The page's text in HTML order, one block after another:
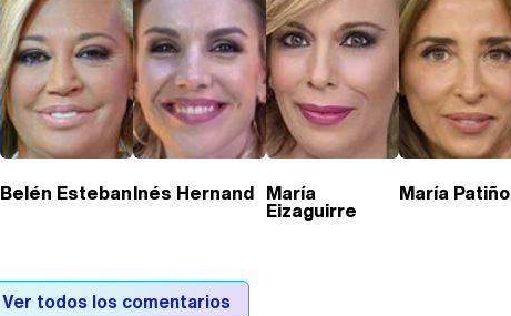
Belén EstebanInés Hernand María
Eizaguirre
María Patiño
Ver todos los comentarios